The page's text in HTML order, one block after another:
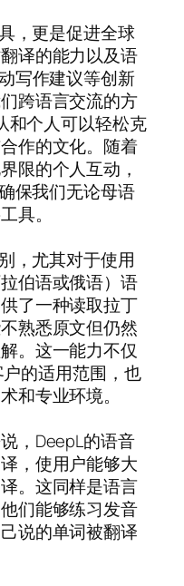
，更是促进全球
译的能力以及语
写作建议等创新
跨语言交流的方
和个人可以轻松克
作的文化。随着
限的个人互动，
保我们无论母语
具。
，尤其对于使用
伯语或俄语）语
了一种读取拉丁
熟悉原文但仍然
。这一能力不仅
的适用范围，也
和专业环境。
，DeepL的语音
，使用户能够大
。这同样是语言
们能够练习发音
说的单词被翻译